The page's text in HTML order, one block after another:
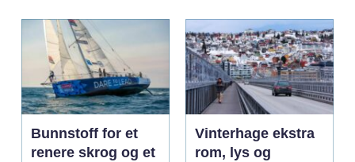
Bunnstoff for et
renere skrog og et
Vinterhage ekstra
rom, lys og